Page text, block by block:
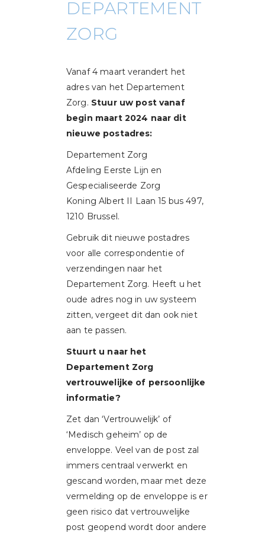
DEPARTEMENT
ZORG
Vanaf 4 maart verandert het
adres van het Departement
Zorg. Stuur uw post vanaf
begin maart 2024 naar dit
nieuwe postadres:
Departement Zorg
Afdeling Eerste Lijn en
Gespecialiseerde Zorg
Koning Albert II Laan 15 bus 497,
1210 Brussel.
Gebruik dit nieuwe postadres
voor alle correspondentie of
verzendingen naar het
Departement Zorg. Heeft u het
oude adres nog in uw systeem
zitten, vergeet dit dan ook niet
aan te passen.
Stuurt u naar het
Departement Zorg
vertrouwelijke of persoonlijke
informatie?
Zet dan ‘Vertrouwelijk’ of
‘Medisch geheim’ op de
enveloppe. Veel van de post zal
immers centraal verwerkt en
gescand worden, maar met deze
vermelding op de enveloppe is er
geen risico dat vertrouwelijke
post geopend wordt door andere